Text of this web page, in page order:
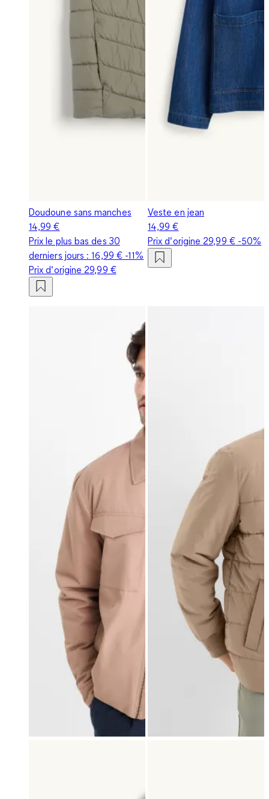
Doudoune sans manches
14,99 €
Prix le plus bas des 30
derniers jours :16,99 €-11%
Prix d‘origine 29,99 €
Veste en jean
14,99 €
Prix d‘origine 29,99 €-50%